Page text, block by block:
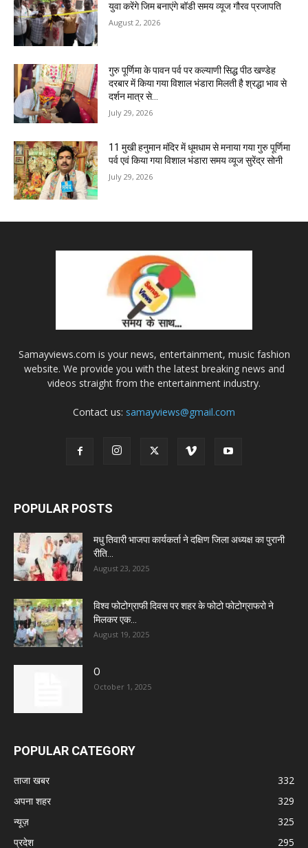
युवा करेंगे जिम बनाएंगे बॉडी समय व्यूज गौरव प्रजापति
August 2, 2026
गुरु पूर्णिमा के पावन पर्व पर कल्याणी सिद्ध पीठ खण्डेह
दरबार में किया गया विशाल भंडारा मिलती है श्रद्धा भाव से
दर्शन मात्र से...
July 29, 2026
11 मुखी हनुमान मंदिर में धूमधाम से मनाया गया गुरु पूर्णिमा
पर्व एवं किया गया विशाल भंडारा समय व्यूज सुरेंद्र सोनी
July 29, 2026
Samayviews.com is your news, entertainment, music fashion
website. We provide you with the latest breaking news and
videos straight from the entertainment industry.
Contact us: samayviews@gmail.com
POPULAR POSTS
मधु तिवारी भाजपा कार्यकर्ता ने दक्षिण जिला अध्यक्ष का पुरानी
रीति...
August 23, 2025
विश्व फोटोग्राफी दिवस पर शहर के फोटो फोटोग्राफरो ने
मिलकर एक...
August 19, 2025
O
October 1, 2025
POPULAR CATEGORY
ताजा खबर
332
अपना शहर
329
न्यूज़
325
प्रदेश
295